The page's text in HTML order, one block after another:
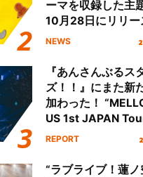
ーマを収録した主
10月28日にリリー
NEWS
『あんさんぶるス
ズ！！』にまた新
加わった！
US 1st JAPAN
Final「NICE to
ート!!
REPORT
“ラブライブ！蓮